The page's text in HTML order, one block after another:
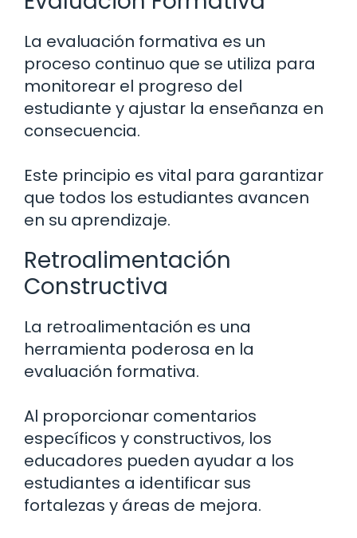
La evaluación formativa es un
proceso continuo que se utiliza para
monitorear el progreso del
estudiante y ajustar la enseñanza en
consecuencia.
Este principio es vital para garantizar
que todos los estudiantes avancen
en su aprendizaje.
Retroalimentación
Constructiva
La retroalimentación es una
herramienta poderosa en la
evaluación formativa.
Al proporcionar comentarios
específicos y constructivos, los
educadores pueden ayudar a los
estudiantes a identificar sus
fortalezas y áreas de mejora.